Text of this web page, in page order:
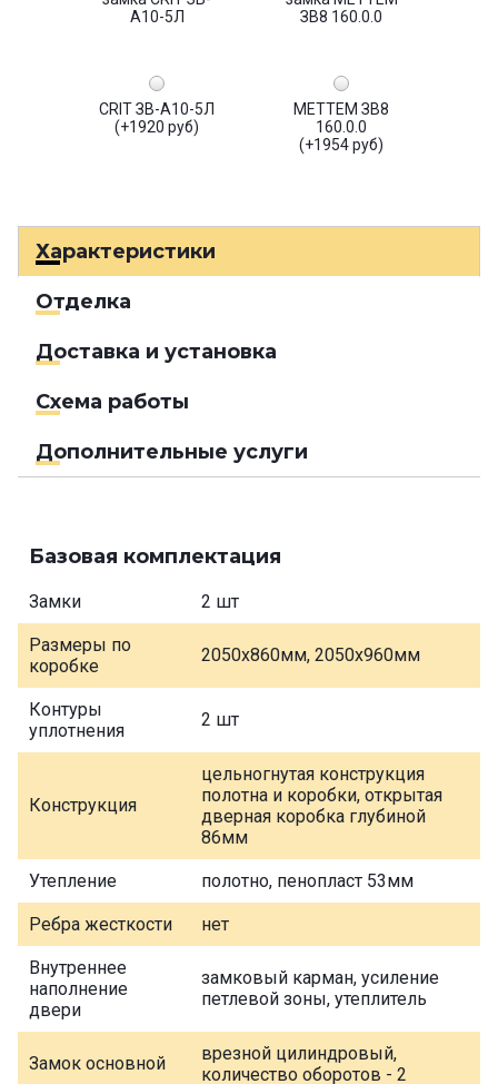
CRIT ЗВ-А10-5Л
(+1920 руб)
МЕТТЕМ ЗВ8
160.0.0
(+1954 руб)
Характеристики
Отделка
Доставка и установка
Схема работы
Дополнительные услуги
Базовая комплектация
Замки 2 шт
Размеры по
коробке
2050х860мм, 2050х960мм
Контуры
уплотнения
2 шт
Конструкция
цельногнутая конструкция
полотна и коробки, открытая
дверная коробка глубиной
86мм
Утепление полотно, пенопласт 53мм
Ребра жесткости нет
Внутреннее
наполнение
двери
замковый карман, усиление
петлевой зоны, утеплитель
Замок основной
врезной цилиндровый,
количество оборотов - 2